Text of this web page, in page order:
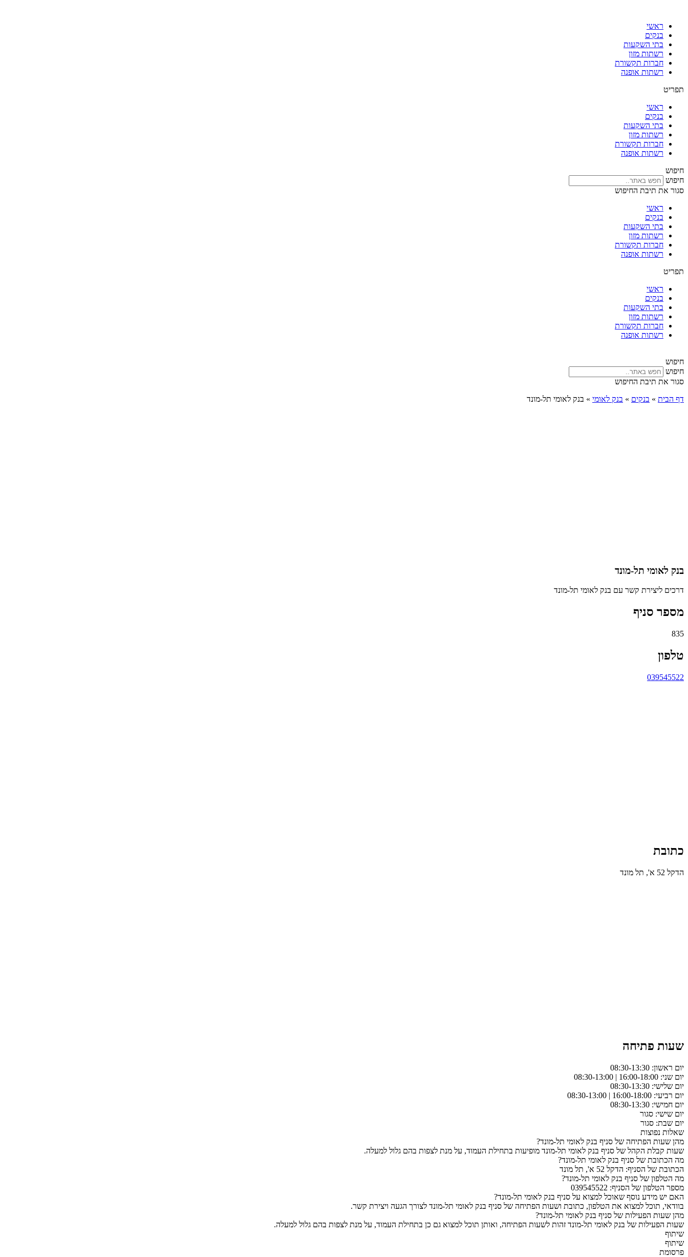
ראשי
בנקים
בתי השקעות
רשתות מזון
חברות תקשורת
רשתות אופנה
תפריט
ראשי
בנקים
בתי השקעות
רשתות מזון
חברות תקשורת
רשתות אופנה
חיפוש
חיפוש
סגור את תיבת החיפוש
ראשי
בנקים
בתי השקעות
רשתות מזון
חברות תקשורת
רשתות אופנה
תפריט
ראשי
בנקים
בתי השקעות
רשתות מזון
חברות תקשורת
רשתות אופנה
חיפוש
חיפוש
סגור את תיבת החיפוש
דף הבית » בנקים » בנק לאומי » בנק לאומי תל-מונד
בנק לאומי תל-מונד
דרכים ליצירת קשר עם בנק לאומי תל-מונד
מספר סניף
835
טלפון
039545522
כתובת
הדקל 52 א', תל מונד
שעות פתיחה
יום ראשון: 08:30-13:30
יום שני: 16:00-18:00 | 08:30-13:00
יום שלישי: 08:30-13:30
יום רביעי: 16:00-18:00 | 08:30-13:00
יום חמישי: 08:30-13:30
יום שישי: סגור
יום שבת: סגור
שאלות נפוצות
מהן שעות הפתיחה של סניף בנק לאומי תל-מונד?
שעות קבלת הקהל של סניף בנק לאומי תל-מונד מופיעות בתחילת העמוד, על מנת לצפות בהם גלול למעלה.
מה הכתובת של סניף בנק לאומי תל-מונד?
הכתובת של הסניף: הדקל 52 א', תל מונד
מה הטלפון של סניף בנק לאומי תל-מונד?
מספר הטלפון של הסניף: 039545522
האם יש מידע נוסף שאוכל למצוא על סניף בנק לאומי תל-מונד?
בוודאי, תוכל למצוא את הטלפון, כתובת ושעות הפתיחה של סניף בנק לאומי תל-מונד לצורך הגעה ויצירת קשר.
מהן שעות הפעילות של סניף בנק לאומי תל-מונד?
שעות הפעילות של בנק לאומי תל-מונד זהות לשעות הפתיחה, ואותן תוכל למצוא גם כן בתחילת העמוד, על מנת לצפות בהם גלול למעלה.
שיתוף
שיתוף
פרסומת